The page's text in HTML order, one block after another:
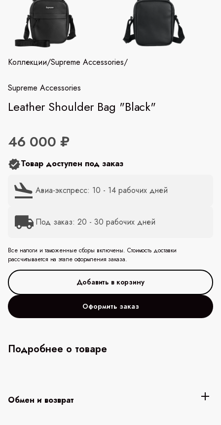
Коллекции/Supreme Accessories/
Supreme Accessories
Leather Shoulder Bag "Black"
46 000 ₽
Товар доступен под заказ
Авиа-экспресс: 10 - 14 рабочих дней
Под заказ: 20 - 30 рабочих дней
Все налоги и таможенные сборы включены. Стоимость доставки
рассчитывается на этапе оформления заказа.
Оформить заказ
Подробнее о товаре
Обмен и возврат